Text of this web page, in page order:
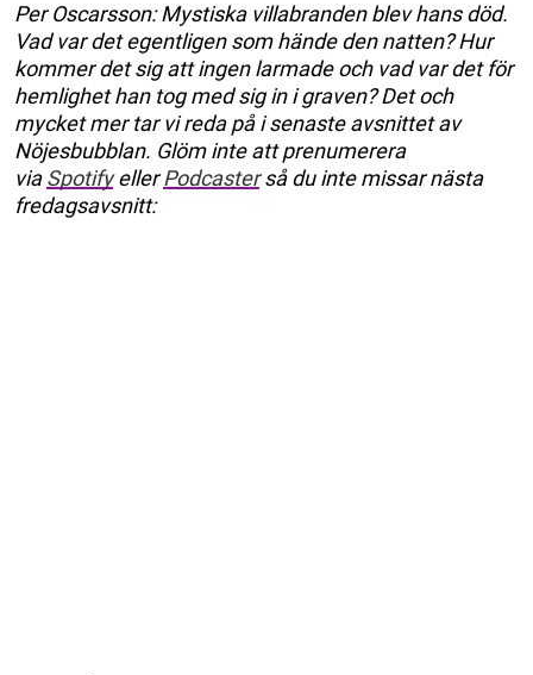
Per Oscarsson: Mystiska villabranden blev hans död.
Vad var det egentligen som hände den natten? Hur
kommer det sig att ingen larmade och vad var det för
hemlighet han tog med sig in i graven? Det och
mycket mer tar vi reda på i senaste avsnittet av
Nöjesbubblan. Glöm inte att prenumerera
viaSpotifyellerPodcasterså du inte missar nästa
fredagsavsnitt: